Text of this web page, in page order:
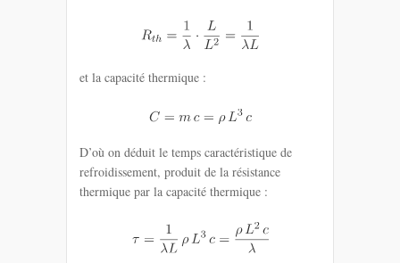
et la capacité thermique :
D’où on déduit le temps caractéristique de
refroidissement, produit de la résistance
thermique par la capacité thermique :